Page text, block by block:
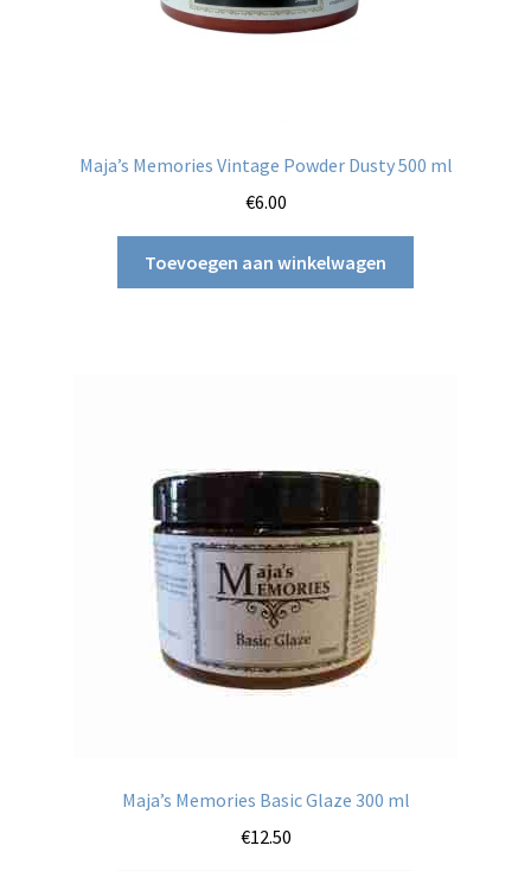
Maja’s Memories Vintage Powder Dusty 500 ml
€6.00
Toevoegen aan winkelwagen
Maja’s Memories Basic Glaze 300 ml
€12.50